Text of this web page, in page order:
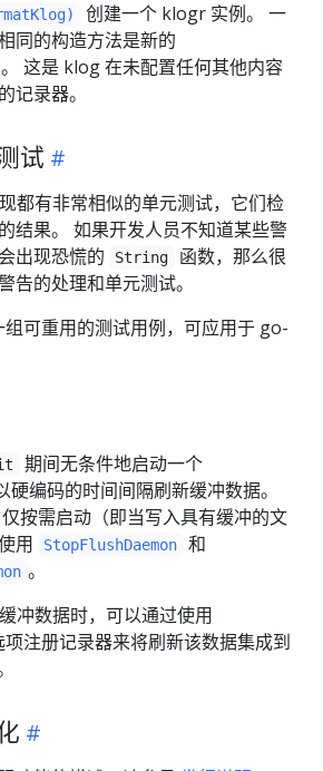
创建一个 klogr 实例。 一
同的构造方法是新的
。 这是 klog 在未配置任何其他内容
记录器。
试
都有非常相似的单元测试，它们检
结果。 如果开发人员不知道某些警
出现恐慌的
String
函数，那么很
告的处理和单元测试。
组可重用的测试用例，可应用于 go-
期间无条件地启动一个
编码的时间间隔刷新缓冲数据。
按需启动（即当写入具有缓冲的文
用
StopFlushDaemon 和
。
冲数据时，可以通过使用
项注册记录器来将刷新该数据集成到